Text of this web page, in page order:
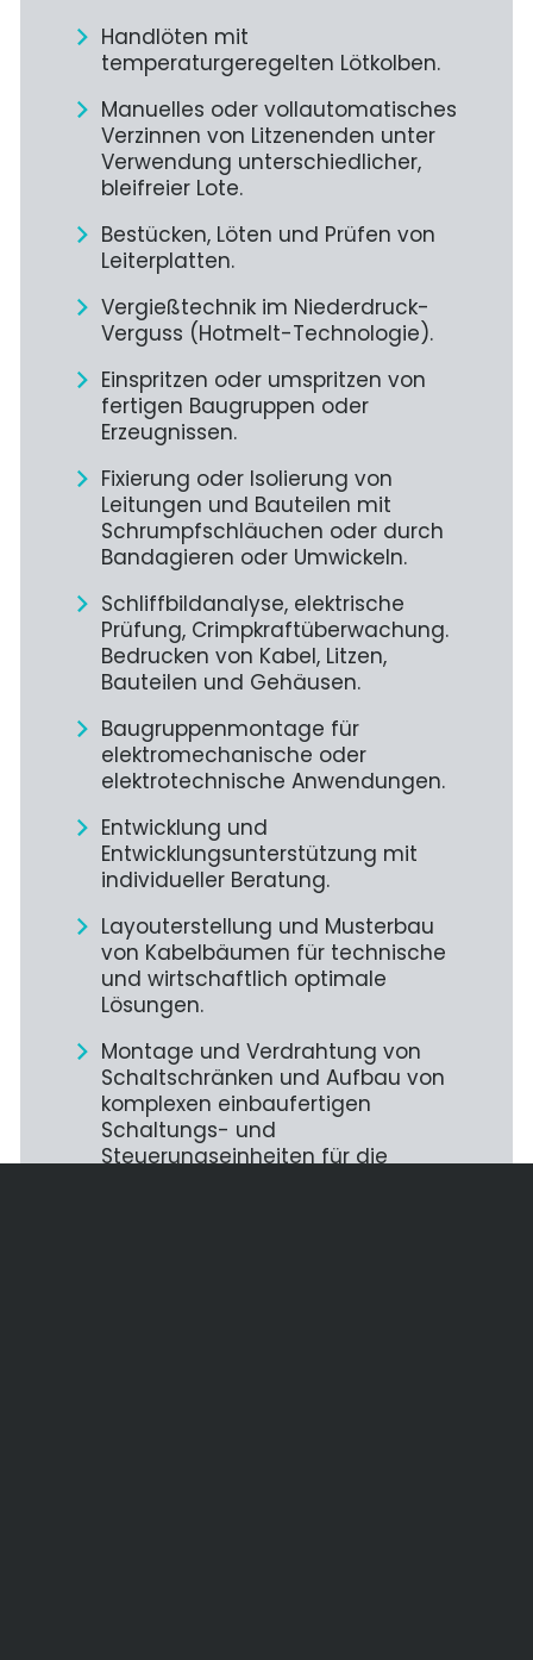
Handlöten mit
temperaturgeregelten Lötkolben.
Manuelles oder vollautomatisches
Verzinnen von Litzenenden unter
Verwendung unterschiedlicher,
bleifreier Lote.
Bestücken, Löten und Prüfen von
Leiterplatten.
Vergießtechnik im Niederdruck-
Verguss (Hotmelt-Technologie).
Einspritzen oder umspritzen von
fertigen Baugruppen oder
Erzeugnissen.
Fixierung oder Isolierung von
Leitungen und Bauteilen mit
Schrumpfschläuchen oder durch
Bandagieren oder Umwickeln.
Schliffbildanalyse, elektrische
Prüfung, Crimpkraftüberwachung.
Bedrucken von Kabel, Litzen,
Bauteilen und Gehäusen.
Baugruppenmontage für
elektromechanische oder
elektrotechnische Anwendungen.
Entwicklung und
Entwicklungsunterstützung mit
individueller Beratung.
Layouterstellung und Musterbau
von Kabelbäumen für technische
und wirtschaftlich optimale
Lösungen.
Montage und Verdrahtung von
Schaltschränken und Aufbau von
komplexen einbaufertigen
Schaltungs- und
Steuerungseinheiten für die